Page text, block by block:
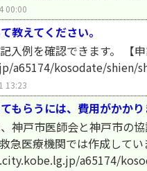
00:00
教えてください。
入例を確認できます。 【
a65174/kosodate/shien/
13:23
もらうには、費用がかか
、神戸市医師会と神戸市の
急医療機関では作成して
a65174/